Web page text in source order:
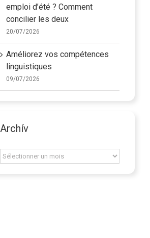
emploi d’été ? Comment
concilier les deux
20/07/2026
Améliorez vos compétences
linguistiques
09/07/2026
Archív
Archív